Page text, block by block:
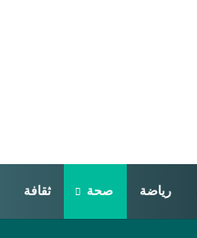
رياضة صحة ثقافة